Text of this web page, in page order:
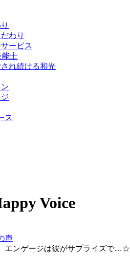
わり
ービス
能士
れ続ける和光
ス
Voice
声
エンゲージは彼がサプライズで…☆